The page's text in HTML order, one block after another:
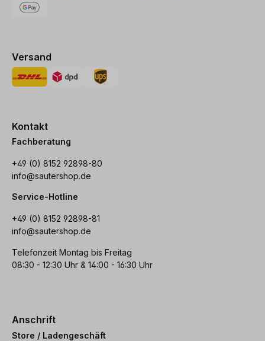
Versand
Kontakt
Fachberatung
+49 (0) 8152 92898-80
info@sautershop.de
Service-Hotline
+49 (0) 8152 92898-81
info@sautershop.de
Telefonzeit Montag bis Freitag
08:30 - 12:30 Uhr & 14:00 - 16:30 Uhr
Anschrift
Store / Ladengeschäft